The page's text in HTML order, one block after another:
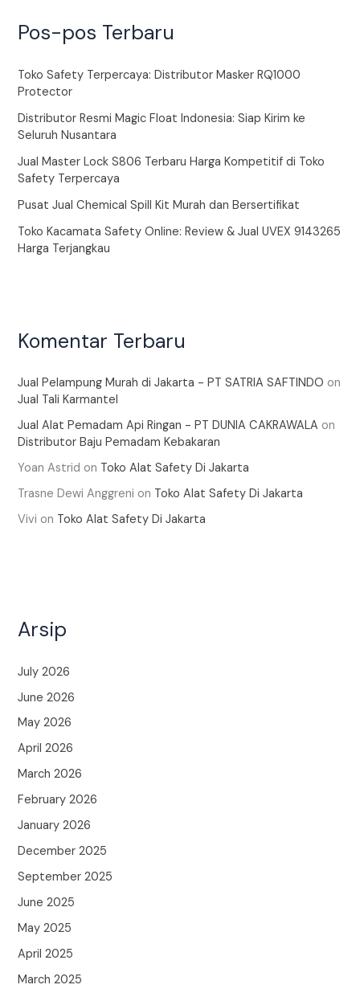
Pos-pos Terbaru
Toko Safety Terpercaya: Distributor Masker RQ1000
Protector
Distributor Resmi Magic Float Indonesia: Siap Kirim ke
Seluruh Nusantara
Jual Master Lock S806 Terbaru Harga Kompetitif di Toko
Safety Terpercaya
Pusat Jual Chemical Spill Kit Murah dan Bersertifikat
Toko Kacamata Safety Online: Review & Jual UVEX 9143265
Harga Terjangkau
Komentar Terbaru
Jual Pelampung Murah di Jakarta - PT SATRIA SAFTINDO on
Jual Tali Karmantel
Jual Alat Pemadam Api Ringan - PT DUNIA CAKRAWALA on
Distributor Baju Pemadam Kebakaran
Yoan Astrid on Toko Alat Safety Di Jakarta
Trasne Dewi Anggreni on Toko Alat Safety Di Jakarta
Vivi on Toko Alat Safety Di Jakarta
Arsip
July 2026
June 2026
May 2026
April 2026
March 2026
February 2026
January 2026
December 2025
September 2025
June 2025
May 2025
April 2025
March 2025